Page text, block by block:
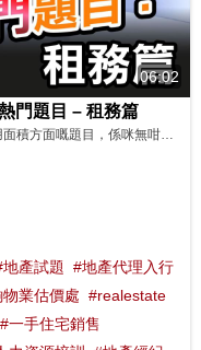
06:02
門題目 – 租務篇
地產試題 #地產代理入行
業估價處 #realestate
#一手住宅銷售